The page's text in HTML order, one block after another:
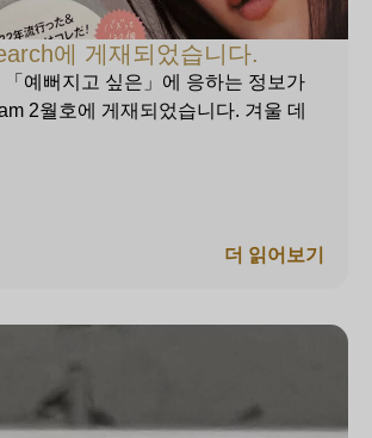
에 게재되었습니다.
「예뻐지고 싶은」에 응하는 정보가
2월호에 게재되었습니다. 겨울 데
더 읽어보기